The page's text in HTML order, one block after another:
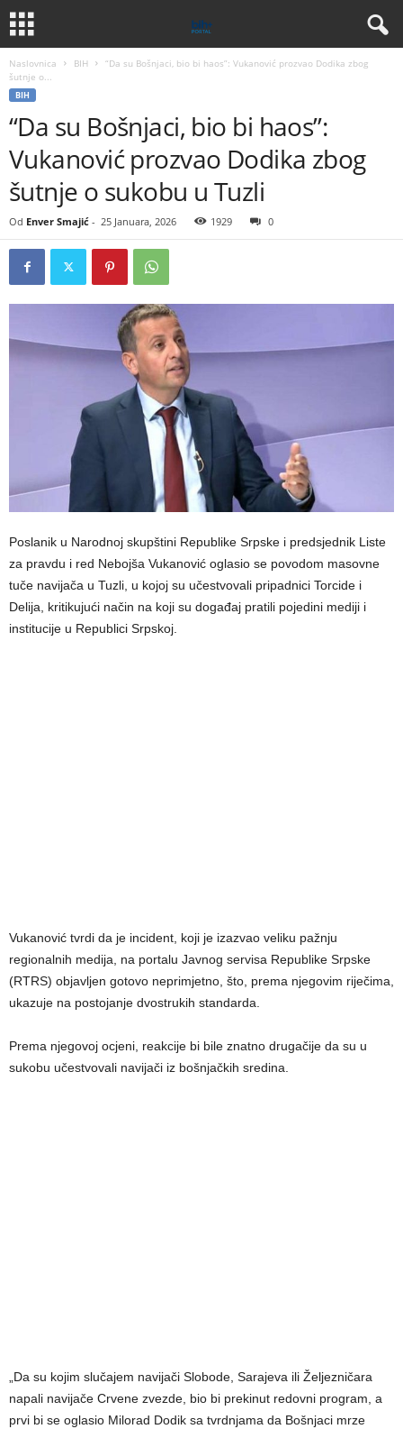
Naslovnica BIH
“Da su Bošnjaci, bio bi haos”: Vukanović prozvao Dodika zbog
šutnje o...
BIH
“Da su Bošnjaci, bio bi haos”:
Vukanović prozvao Dodika zbog
šutnje o sukobu u Tuzli
Od Enver Smajić - 25 Januara, 2026 1929 0
Poslanik u Narodnoj skupštini Republike Srpske i predsjednik Liste
za pravdu i red Nebojša Vukanović oglasio se povodom masovne
tuče navijača u Tuzli, u kojoj su učestvovali pripadnici Torcide i
Delija, kritikujući način na koji su događaj pratili pojedini mediji i
institucije u Republici Srpskoj.
Vukanović tvrdi da je incident, koji je izazvao veliku pažnju
regionalnih medija, na portalu Javnog servisa Republike Srpske
(RTRS) objavljen gotovo neprimjetno, što, prema njegovim riječima,
ukazuje na postojanje dvostrukih standarda.
Prema njegovoj ocjeni, reakcije bi bile znatno drugačije da su u
sukobu učestvovali navijači iz bošnjačkih sredina.
„Da su kojim slučajem navijači Slobode, Sarajeva ili Željezničara
napali navijače Crvene zvezde, bio bi prekinut redovni program, a
prvi bi se oglasio Milorad Dodik sa tvrdnjama da Bošnjaci mrze